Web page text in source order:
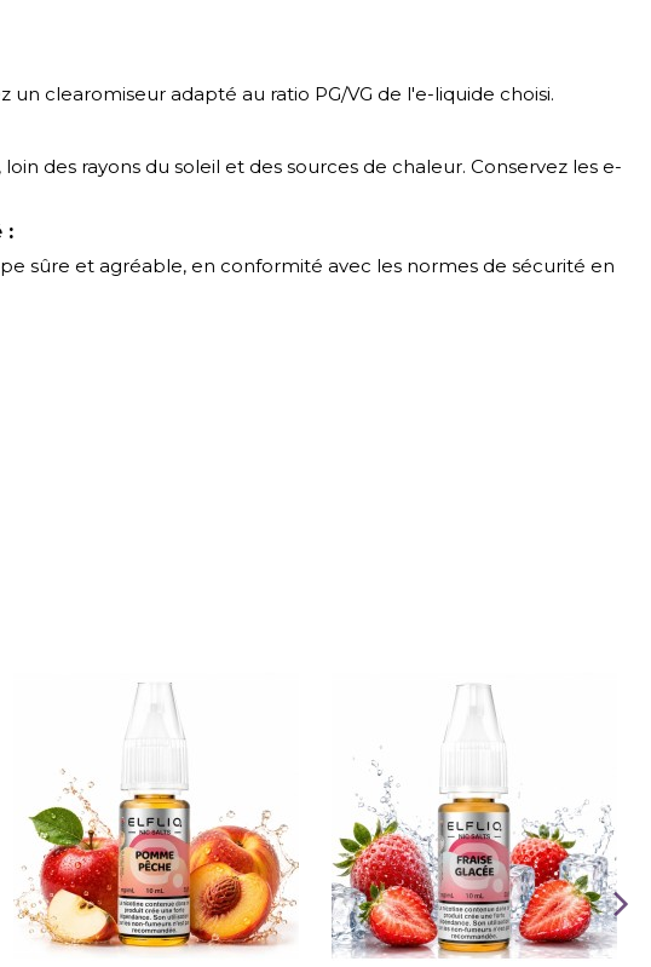
clearomiseur adapté au ratio PG/VG de l'e-liquide choisi.
des rayons du soleil et des sources de chaleur. Conservez les e-
:
sûre et agréable, en conformité avec les normes de sécurité en